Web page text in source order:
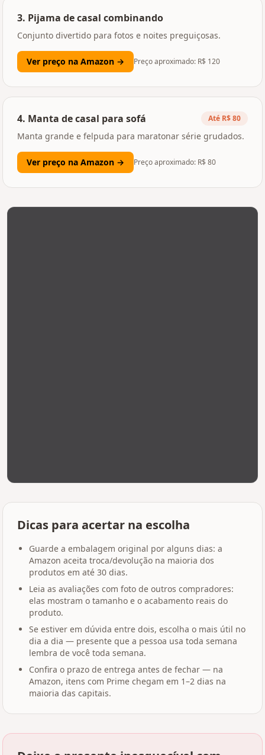
3. Pijama de casal combinando
Conjunto divertido para fotos e noites preguiçosas.
Ver preço na Amazon → Preço aproximado: R$ 120
4. Manta de casal para sofá Até R$ 80
Manta grande e felpuda para maratonar série grudados.
Ver preço na Amazon → Preço aproximado: R$ 80
Dicas para acertar na escolha
Guarde a embalagem original por alguns dias: a
Amazon aceita troca/devolução na maioria dos
produtos em até 30 dias.
Leia as avaliações com foto de outros compradores:
elas mostram o tamanho e o acabamento reais do
produto.
Se estiver em dúvida entre dois, escolha o mais útil no
dia a dia — presente que a pessoa usa toda semana
lembra de você toda semana.
Confira o prazo de entrega antes de fechar — na
Amazon, itens com Prime chegam em 1–2 dias na
maioria das capitais.